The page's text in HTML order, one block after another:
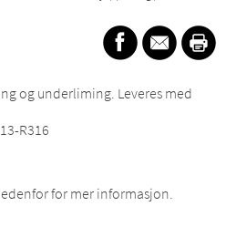
og underliming. Leveres med
R316
for mer informasjon.